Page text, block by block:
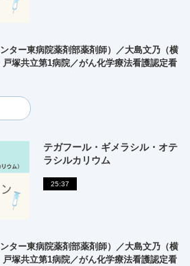
ター東病院薬剤部薬剤師）／大島文乃（横
塚共立第1病院／がん化学療法看護認定看
テガフール・ギメラシル・オテ
ラシルカリウム
25:37
ター東病院薬剤部薬剤師）／大島文乃（横
塚共立第1病院／がん化学療法看護認定看